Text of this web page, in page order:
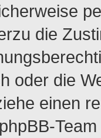
die
oder die
einen